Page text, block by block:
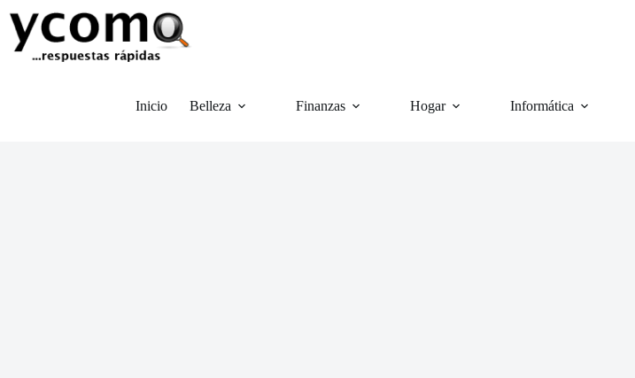
contenido
Inicio Belleza Finanzas Hogar Informática